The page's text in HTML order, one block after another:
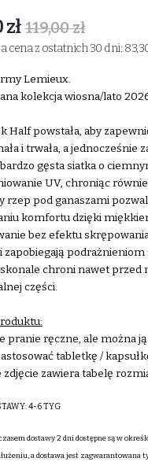
zł119,00 zł
cena z ostatnich 30 dni:
Lemieux.
kolekcja wiosna/lato
Half powstała, aby
i trwała, a
gęsta siatka o
UV, chroniąc
rzep pod ganaszami
komfortu dzięki
bez efektu
zapobiegają
chroni nawet przed
części.
pranie ręczne, ale można
tabletkę /
zdjęcie zawiera tabelę
4-6 TYG
dostawy 2 dni dostępne są w
a dostawa jest